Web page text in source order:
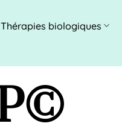
Thérapies biologiques